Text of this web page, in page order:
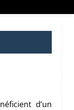
d’un